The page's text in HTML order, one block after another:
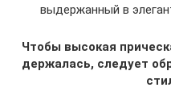
выдержанный в
Чтобы высокая
держалась, следует